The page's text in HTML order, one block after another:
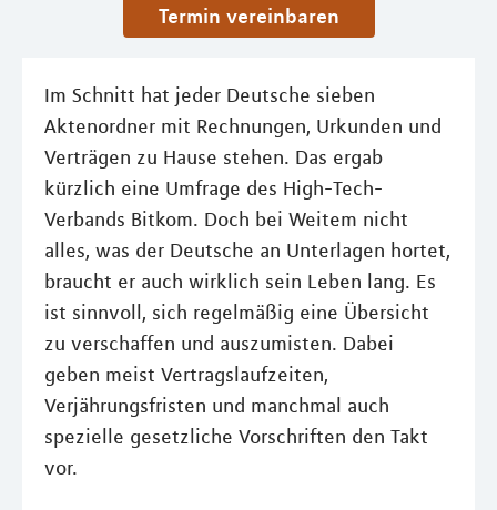
Termin vereinbaren
Im Schnitt hat jeder Deutsche sieben
Aktenordner mit Rechnungen, Urkunden und
Verträgen zu Hause stehen. Das ergab
kürzlich eine Umfrage des High-Tech-
Verbands Bitkom. Doch bei Weitem nicht
alles, was der Deutsche an Unterlagen hortet,
braucht er auch wirklich sein Leben lang. Es
ist sinnvoll, sich regelmäßig eine Übersicht
zu verschaffen und auszumisten. Dabei
geben meist Vertragslaufzeiten,
Verjährungsfristen und manchmal auch
spezielle gesetzliche Vorschriften den Takt
vor.